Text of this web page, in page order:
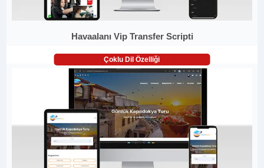
Havaalanı Vip Transfer Scripti
Çoklu Dil Özelliği